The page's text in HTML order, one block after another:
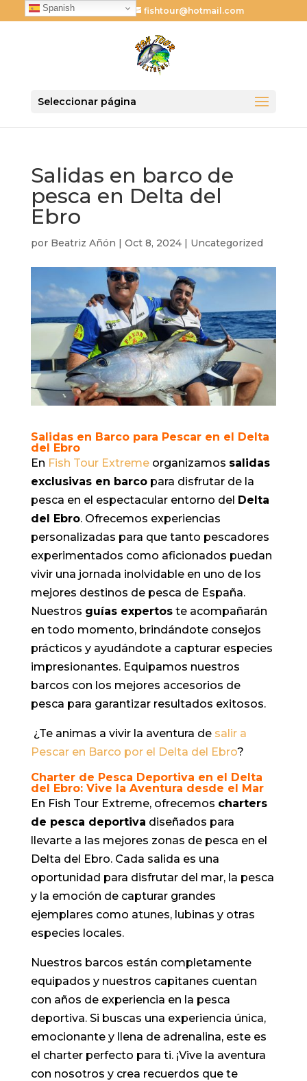
621 024 731 fishtour@hotmail.com
Seleccionar página
Salidas en barco de
pesca en Delta del
Ebro
por Beatriz Añón | Oct 8, 2024| Uncategorized
Salidas en Barco para Pescar en el Delta
del Ebro
En Fish Tour Extremeorganizamos salidas
exclusivas en barcopara disfrutar de la
pesca en el espectacular entorno del Delta
del Ebro. Ofrecemos experiencias
personalizadas para que tanto pescadores
experimentados como aficionados puedan
vivir una jornada inolvidable en uno de los
mejores destinos de pesca de España.
Nuestros guías expertoste acompañarán
en todo momento, brindándote consejos
prácticos y ayudándote a capturar especies
impresionantes. Equipamos nuestros
barcos con los mejores accesorios de
pesca para garantizar resultados exitosos.
¿Te animas a vivir la aventura de salir a
Pescar en Barco por el Delta del Ebro?
Charter de Pesca Deportiva en el Delta
del Ebro: Vive la Aventura desde el Mar
En Fish Tour Extreme, ofrecemos charters
de pesca deportiva diseñados para
llevarte a las mejores zonas de pesca en el
Delta del Ebro. Cada salida es una
oportunidad para disfrutar del mar, la pesca
y la emoción de capturar grandes
ejemplares como atunes, lubinas y otras
especies locales.
Nuestros barcos están completamente
equipados y nuestros capitanes cuentan
con años de experiencia en la pesca
deportiva. Si buscas una experiencia única,
emocionante y llena de adrenalina, este es
el charter perfecto para ti. ¡Vive la aventura
con nosotros y crea recuerdos que te
Spanish